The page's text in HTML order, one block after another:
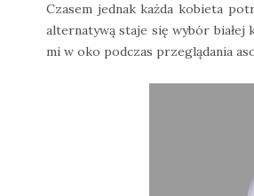
Czasem jednak każda kobieta
alternatywą staje się wybór
mi w oko podczas przeglądania